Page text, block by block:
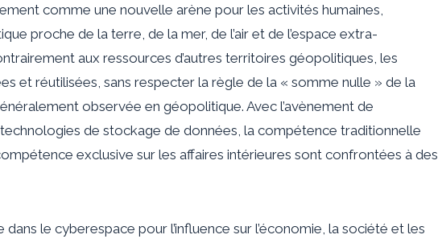
comme une nouvelle arène pour les activités humaines,
proche de la terre, de la mer, de l’air et de l’espace extra-
aux ressources d’autres territoires géopolitiques, les
et réutilisées, sans respecter la règle de la « somme nulle » de la
observée en géopolitique. Avec l’avènement de
technologies de stockage de données, la compétence traditionnelle
exclusive sur les affaires intérieures sont confrontées à des
le cyberespace pour l’influence sur l’économie, la société et les